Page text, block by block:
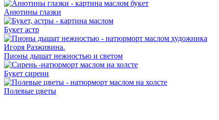
Анютины глазки
Букет астр
Пионы дышат нежностью и светом
Букет сирени
Полевые цветы